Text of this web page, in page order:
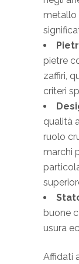
metallo
pietre
zaffiri,
criteri
qualità
ruolo
marchi
buone
usura
Affidati